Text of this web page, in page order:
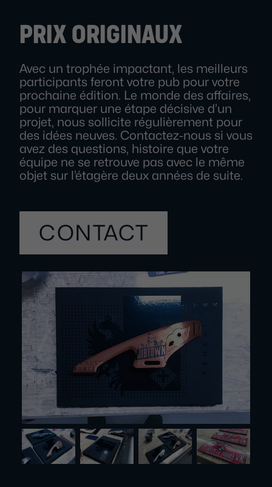
PRIX ORIGINAUX
Avec un trophée impactant, les meilleurs
participants feront votre pub pour votre
prochaine édition. Le monde des affaires,
pour marquer une étape décisive d’un
projet, nous sollicite régulièrement pour
des idées neuves. Contactez-nous si vous
avez des questions, histoire que votre
équipe ne se retrouve pas avec le même
objet sur l’étagère deux années de suite.
CONTACT